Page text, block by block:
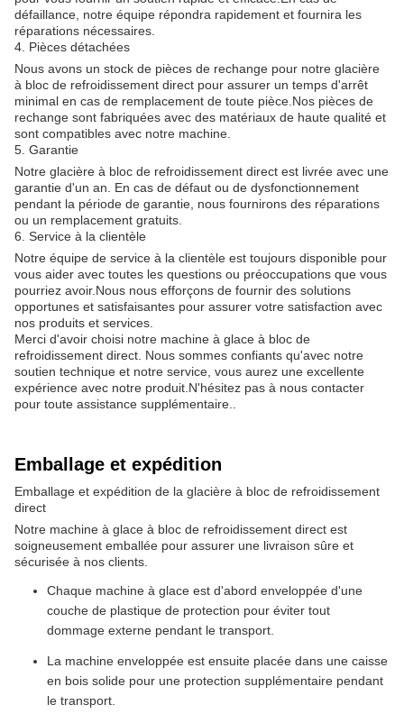
défaillance, notre équipe répondra rapidement et fournira les
réparations nécessaires.
4. Pièces détachées
Nous avons un stock de pièces de rechange pour notre glacière
à bloc de refroidissement direct pour assurer un temps d'arrêt
minimal en cas de remplacement de toute pièce.Nos pièces de
rechange sont fabriquées avec des matériaux de haute qualité et
sont compatibles avec notre machine.
5. Garantie
Notre glacière à bloc de refroidissement direct est livrée avec une
garantie d'un an. En cas de défaut ou de dysfonctionnement
pendant la période de garantie, nous fournirons des réparations
ou un remplacement gratuits.
6. Service à la clientèle
Notre équipe de service à la clientèle est toujours disponible pour
vous aider avec toutes les questions ou préoccupations que vous
pourriez avoir.Nous nous efforçons de fournir des solutions
opportunes et satisfaisantes pour assurer votre satisfaction avec
nos produits et services.
Merci d'avoir choisi notre machine à glace à bloc de
refroidissement direct. Nous sommes confiants qu'avec notre
soutien technique et notre service, vous aurez une excellente
expérience avec notre produit.N'hésitez pas à nous contacter
pour toute assistance supplémentaire..
Emballage et expédition
Emballage et expédition de la glacière à bloc de refroidissement
direct
Notre machine à glace à bloc de refroidissement direct est
soigneusement emballée pour assurer une livraison sûre et
sécurisée à nos clients.
Chaque machine à glace est d'abord enveloppée d'une
couche de plastique de protection pour éviter tout
dommage externe pendant le transport.
La machine enveloppée est ensuite placée dans une caisse
en bois solide pour une protection supplémentaire pendant
le transport.